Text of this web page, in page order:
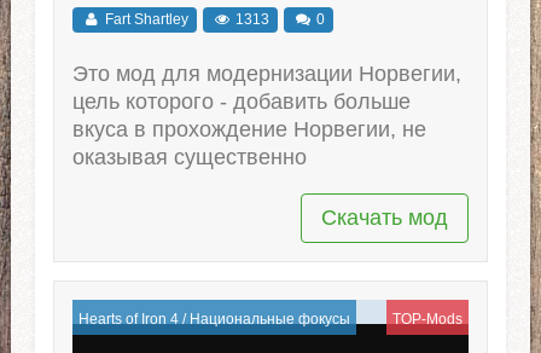
Fart Shartley 1313 0
Это мод для модернизации Норвегии,
цель которого - добавить больше
вкуса в прохождение Норвегии, не
оказывая существенно
Скачать мод
Hearts of Iron 4/ Национальные фокусы TOP-Mods